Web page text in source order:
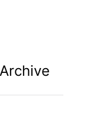
Archive